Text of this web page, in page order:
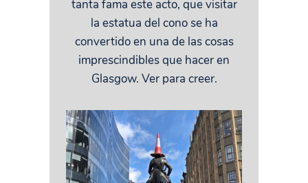
tanta fama este acto, que visitar
la estatua del cono se ha
convertido en una de las cosas
imprescindibles que hacer en
Glasgow. Ver para creer.